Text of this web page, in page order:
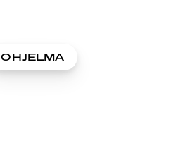
OHJELMA